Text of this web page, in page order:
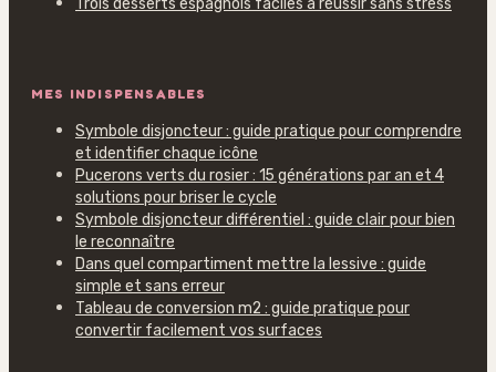
Trois desserts espagnols faciles à réussir sans stress
MES INDISPENSABLES
Symbole disjoncteur : guide pratique pour comprendre
et identifier chaque icône
Pucerons verts du rosier : 15 générations par an et 4
solutions pour briser le cycle
Symbole disjoncteur différentiel : guide clair pour bien
le reconnaître
Dans quel compartiment mettre la lessive : guide
simple et sans erreur
Tableau de conversion m2 : guide pratique pour
convertir facilement vos surfaces